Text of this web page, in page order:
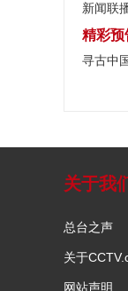
新闻联
精彩预
寻古中
关于我
总台之声
关于
网站声明